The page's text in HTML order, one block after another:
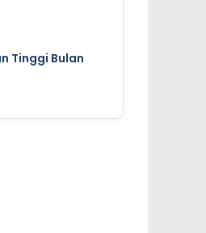
Tinggi Bulan